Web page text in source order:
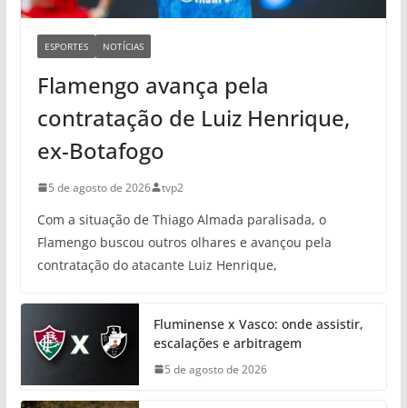
ESPORTES NOTÍCIAS
Flamengo avança pela
contratação de Luiz Henrique,
ex-Botafogo
5 de agosto de 2026 tvp2
Com a situação de Thiago Almada paralisada, o
Flamengo buscou outros olhares e avançou pela
contratação do atacante Luiz Henrique,
Fluminense x Vasco: onde assistir,
escalações e arbitragem
5 de agosto de 2026